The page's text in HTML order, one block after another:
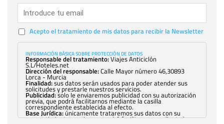
Acepto el tratamiento de mis datos para recibir la Newsletter
INFORMACIÓN BÁSICA SOBRE PROTECCIÓN DE DATOS
Responsable del tratamiento:Viajes Anticiclón
S.L/Hoteles.net
Dirección del responsable:Calle Mayor número 46,30893
Lorca - Murcia
Finalidad:sus datos serán usados para poder atender sus
solicitudes y prestarle nuestros servicios.
Publicidad:solo le enviaremos publicidad con su autorización
previa, que podrá facilitarnos mediante la casilla
correspondiente establecida al efecto.
Base Jurídica:únicamente trataremos sus datos con su
consentimiento previo, que podrá facilitarnos mediante la